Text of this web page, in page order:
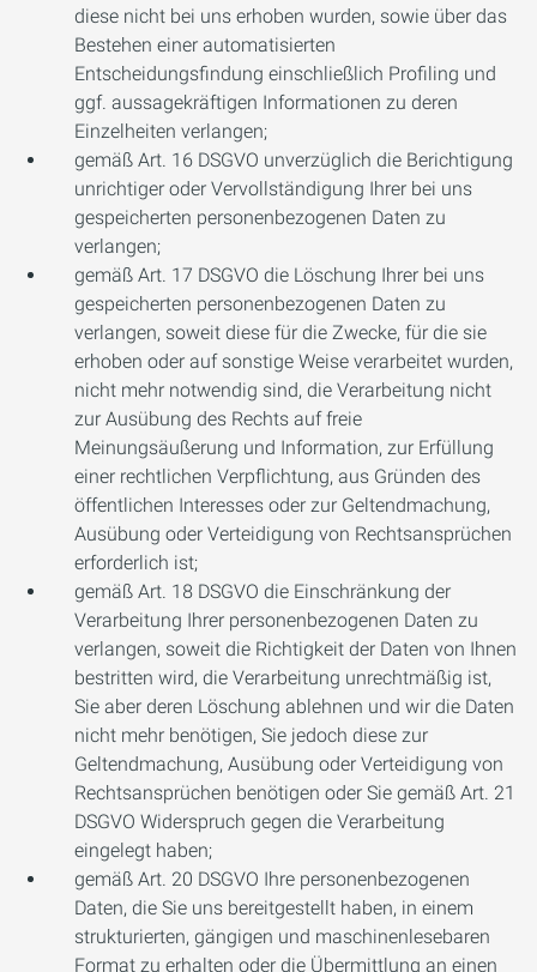
diese nicht bei uns erhoben wurden, sowie über das
Bestehen einer automatisierten
Entscheidungsfindung einschließlich Profiling und
ggf. aussagekräftigen Informationen zu deren
Einzelheiten verlangen;
gemäß Art. 16 DSGVO unverzüglich die Berichtigung
unrichtiger oder Vervollständigung Ihrer bei uns
gespeicherten personenbezogenen Daten zu
verlangen;
gemäß Art. 17 DSGVO die Löschung Ihrer bei uns
gespeicherten personenbezogenen Daten zu
verlangen, soweit diese für die Zwecke, für die sie
erhoben oder auf sonstige Weise verarbeitet wurden,
nicht mehr notwendig sind, die Verarbeitung nicht
zur Ausübung des Rechts auf freie
Meinungsäußerung und Information, zur Erfüllung
einer rechtlichen Verpflichtung, aus Gründen des
öffentlichen Interesses oder zur Geltendmachung,
Ausübung oder Verteidigung von Rechtsansprüchen
erforderlich ist;
gemäß Art. 18 DSGVO die Einschränkung der
Verarbeitung Ihrer personenbezogenen Daten zu
verlangen, soweit die Richtigkeit der Daten von Ihnen
bestritten wird, die Verarbeitung unrechtmäßig ist,
Sie aber deren Löschung ablehnen und wir die Daten
nicht mehr benötigen, Sie jedoch diese zur
Geltendmachung, Ausübung oder Verteidigung von
Rechtsansprüchen benötigen oder Sie gemäß Art. 21
DSGVO Widerspruch gegen die Verarbeitung
eingelegt haben;
gemäß Art. 20 DSGVO Ihre personenbezogenen
Daten, die Sie uns bereitgestellt haben, in einem
strukturierten, gängigen und maschinenlesebaren
Format zu erhalten oder die Übermittlung an einen